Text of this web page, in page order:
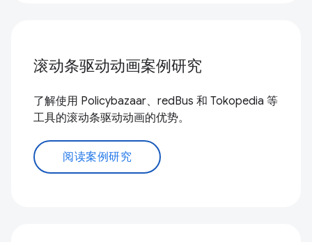
滚动条驱动动画案例研究
了解使用 Policybazaar、redBus 和 Tokopedia 等
工具的滚动条驱动动画的优势。
阅读案例研究